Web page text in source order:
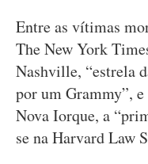
Entre as vítimas
The New York
Nashville, “estrela
por um Grammy”,
Nova Iorque, a
se na Harvard Law